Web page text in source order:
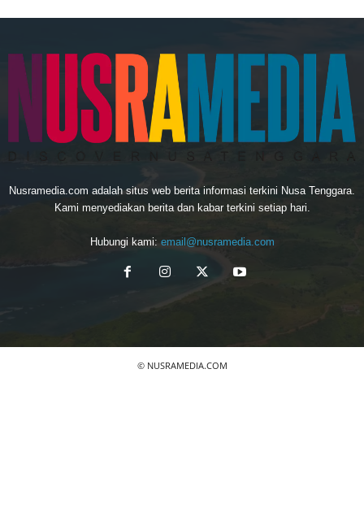
Nusramedia.com adalah situs web berita informasi terkini Nusa Tenggara.
Kami menyediakan berita dan kabar terkini setiap hari.
Hubungi kami: email@nusramedia.com
© NUSRAMEDIA.COM